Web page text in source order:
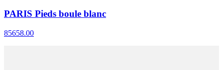
PARIS Pieds boule blanc
85658.00